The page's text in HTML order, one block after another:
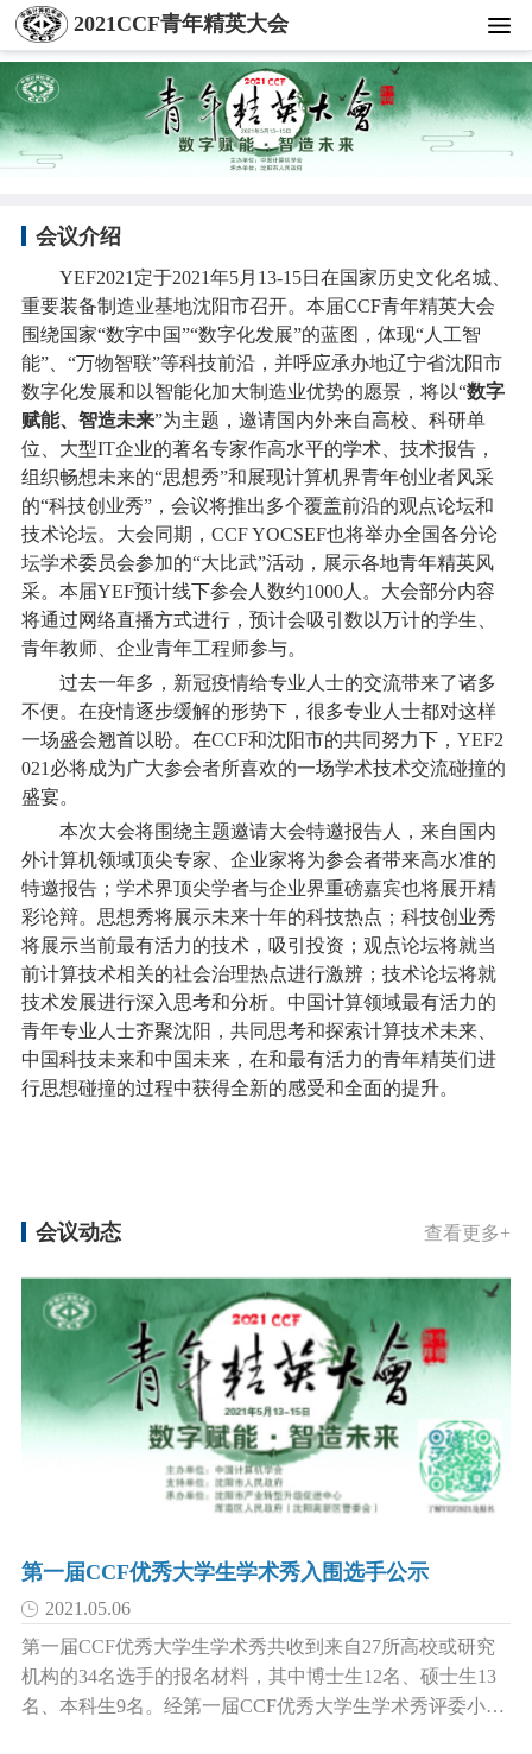
2021CCF青年精英大会
会议介绍
YEF2021定于2021年5月13-15日在国家历史文化名城、
重要装备制造业基地沈阳市召开。本届CCF青年精英大会
围绕国家“数字中国”“数字化发展”的蓝图，体现“人工智
能”、“万物智联”等科技前沿，并呼应承办地辽宁省沈阳市
数字化发展和以智能化加大制造业优势的愿景，将以“数字
赋能、智造未来”为主题，邀请国内外来自高校、科研单
位、大型IT企业的著名专家作高水平的学术、技术报告，
组织畅想未来的“思想秀”和展现计算机界青年创业者风采
的“科技创业秀”，会议将推出多个覆盖前沿的观点论坛和
技术论坛。大会同期，CCF YOCSEF也将举办全国各分论
坛学术委员会参加的“大比武”活动，展示各地青年精英风
采。本届YEF预计线下参会人数约1000人。大会部分内容
将通过网络直播方式进行，预计会吸引数以万计的学生、
青年教师、企业青年工程师参与。
过去一年多，新冠疫情给专业人士的交流带来了诸多
不便。在疫情逐步缓解的形势下，很多专业人士都对这样
一场盛会翘首以盼。在CCF和沈阳市的共同努力下，YEF2
021必将成为广大参会者所喜欢的一场学术技术交流碰撞的
盛宴。
本次大会将围绕主题邀请大会特邀报告人，来自国内
外计算机领域顶尖专家、企业家将为参会者带来高水准的
特邀报告；学术界顶尖学者与企业界重磅嘉宾也将展开精
彩论辩。思想秀将展示未来十年的科技热点；科技创业秀
将展示当前最有活力的技术，吸引投资；观点论坛将就当
前计算技术相关的社会治理热点进行激辨；技术论坛将就
技术发展进行深入思考和分析。中国计算领域最有活力的
青年专业人士齐聚沈阳，共同思考和探索计算技术未来、
中国科技未来和中国未来，在和最有活力的青年精英们进
行思想碰撞的过程中获得全新的感受和全面的提升。
会议动态 查看更多+
第一届CCF优秀大学生学术秀入围选手公示
2021.05.06
第一届CCF优秀大学生学术秀共收到来自27所高校或研究
机构的34名选手的报名材料，其中博士生12名、硕士生13
名、本科生9名。经第一届CCF优秀大学生学术秀评委小组